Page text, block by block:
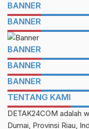
BANNER
BANNER
BANNER
BANNER
BANNER
TENTANG KAMI
DETAK24COM adalah
Dumai, Provinsi Riau,